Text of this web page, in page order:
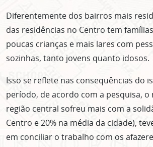
Diferentemente dos bairros mais
das residências no Centro tem
poucas crianças e mais lares com
sozinhas, tanto jovens quanto idosos.
Isso se reflete nas consequências do
período, de acordo com a pesquisa,
região central sofreu mais com a
Centro e 20% na média da cidade),
em conciliar o trabalho com os